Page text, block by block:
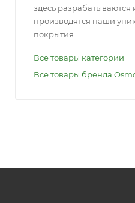
здесь разрабатываются
производятся наши
покрытия.
Все товары категории
Все товары бренда